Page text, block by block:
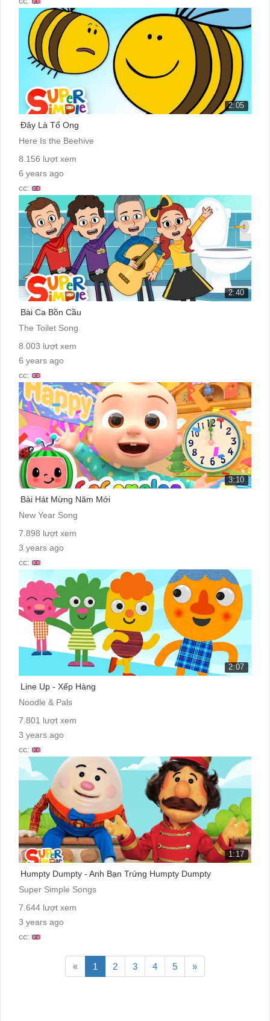
2:05
Đây Là Tổ Ong
Here Is the Beehive
8.156 lượt xem
6 years ago
cc:
2:40
Bài Ca Bồn Cầu
The Toilet Song
8.003 lượt xem
6 years ago
cc:
3:10
Bài Hát Mừng Năm Mới
New Year Song
7.898 lượt xem
3 years ago
cc:
2:07
Line Up - Xếp Hàng
Noodle & Pals
7.801 lượt xem
3 years ago
cc:
1:17
Humpty Dumpty - Anh Bạn Trứng Humpty Dumpty
Super Simple Songs
7.644 lượt xem
3 years ago
cc:
« 1 2 3 4 5 »